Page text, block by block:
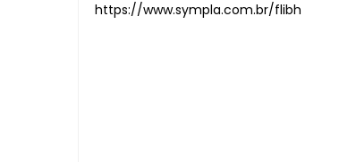
https://www.sympla.com.br/flibh